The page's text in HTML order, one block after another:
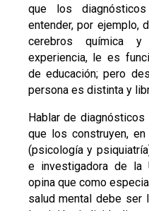
que los
entender, por ejemplo,
cerebros química y
experiencia, le es
de educación; pero
persona es distinta y
Hablar de
que los construyen,
(psicología y
e investigadora de la
opina que como
salud mental debe ser